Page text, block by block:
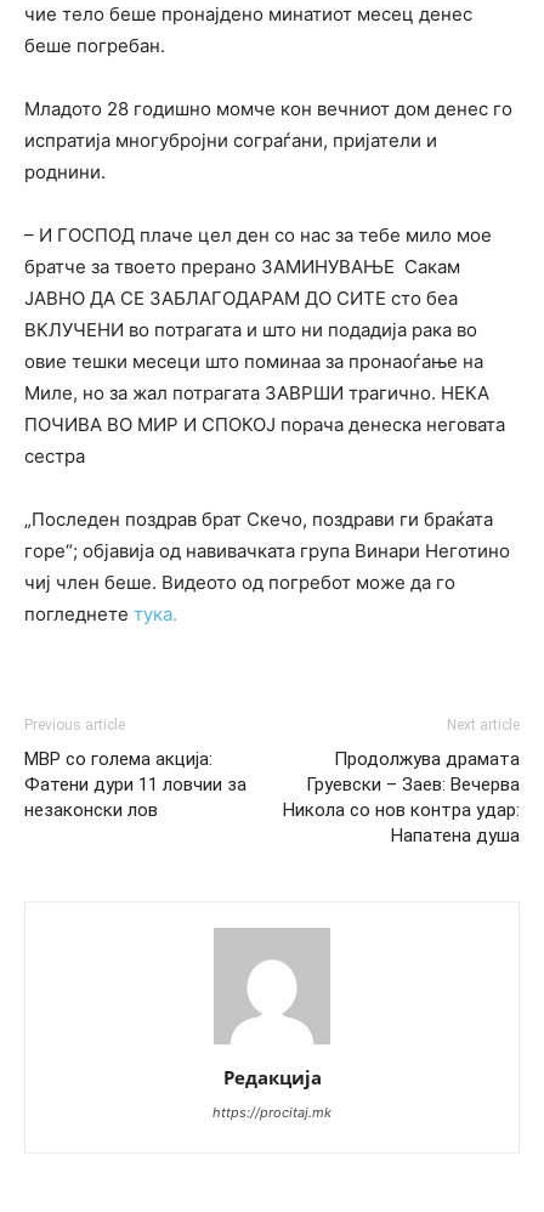
чие тело беше пронајдено минатиот месец денес
беше погребан.
Младото 28 годишно момче кон вечниот дом денес го
испратија многубројни сограѓани, пријатели и
роднини.
– И ГОСПОД плаче цел ден со нас за тебе мило мое
братче за твоето прерано ЗАМИНУВАЊЕ Сакам
ЈАВНО ДА СЕ ЗАБЛАГОДАРАМ ДО СИТЕ сто беа
ВКЛУЧЕНИ во потрагата и што ни подадија рака во
овие тешки месеци што поминаа за пронаоѓање на
Миле, но за жал потрагата ЗАВРШИ трагично. НЕКА
ПОЧИВА ВО МИР И СПОКОЈ порача денеска неговата
сестра
„Последен поздрав брат Скечо, поздрави ги браќата
горе“; објавија од навивачката група Винари Неготино
чиј член беше. Видеото од погребот може да го
погледнете тука.
Previous article
МВР со голема акција:
Фатени дури 11 ловчии за
незаконски лов
Next article
Продолжува драмата
Груевски – Заев: Вечерва
Никола со нов контра удар:
Напатена душа
Редакција
https://procitaj.mk